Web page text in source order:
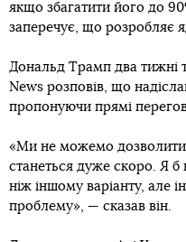
якщо збагатити його до
заперечує, що розробляє
Дональд Трамп два тижні
News розповів, що
пропонуючи прямі
«Ми не можемо
станеться дуже скоро. Я б
ніж іншому варіанту, але
проблему», — сказав він.